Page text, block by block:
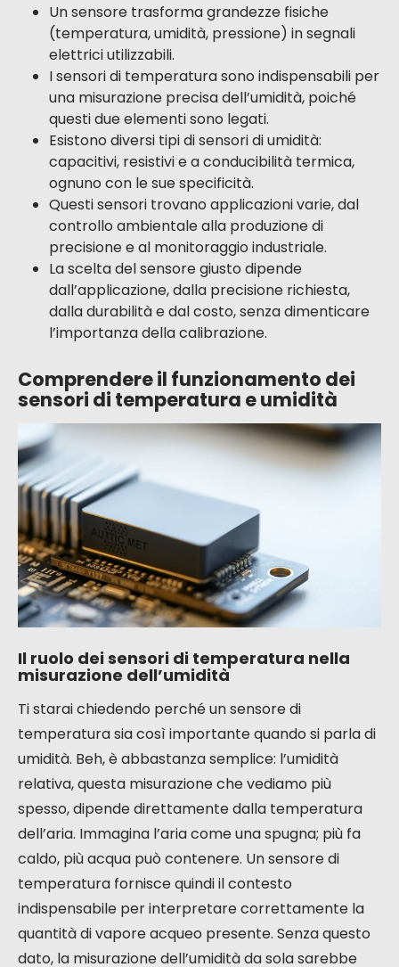
Un sensore trasforma grandezze fisiche
(temperatura, umidità, pressione) in segnali
elettrici utilizzabili.
I sensori di temperatura sono indispensabili per
una misurazione precisa dell’umidità, poiché
questi due elementi sono legati.
Esistono diversi tipi di sensori di umidità:
capacitivi, resistivi e a conducibilità termica,
ognuno con le sue specificità.
Questi sensori trovano applicazioni varie, dal
controllo ambientale alla produzione di
precisione e al monitoraggio industriale.
La scelta del sensore giusto dipende
dall’applicazione, dalla precisione richiesta,
dalla durabilità e dal costo, senza dimenticare
l’importanza della calibrazione.
Comprendere il funzionamento dei
sensori di temperatura e umidità
Il ruolo dei sensori di temperatura nella
misurazione dell’umidità
Ti starai chiedendo perché un sensore di
temperatura sia così importante quando si parla di
umidità. Beh, è abbastanza semplice: l’umidità
relativa, questa misurazione che vediamo più
spesso, dipende direttamente dalla temperatura
dell’aria. Immagina l’aria come una spugna; più fa
caldo, più acqua può contenere. Un sensore di
temperatura fornisce quindi il contesto
indispensabile per interpretare correttamente la
quantità di vapore acqueo presente. Senza questo
dato, la misurazione dell’umidità da sola sarebbe